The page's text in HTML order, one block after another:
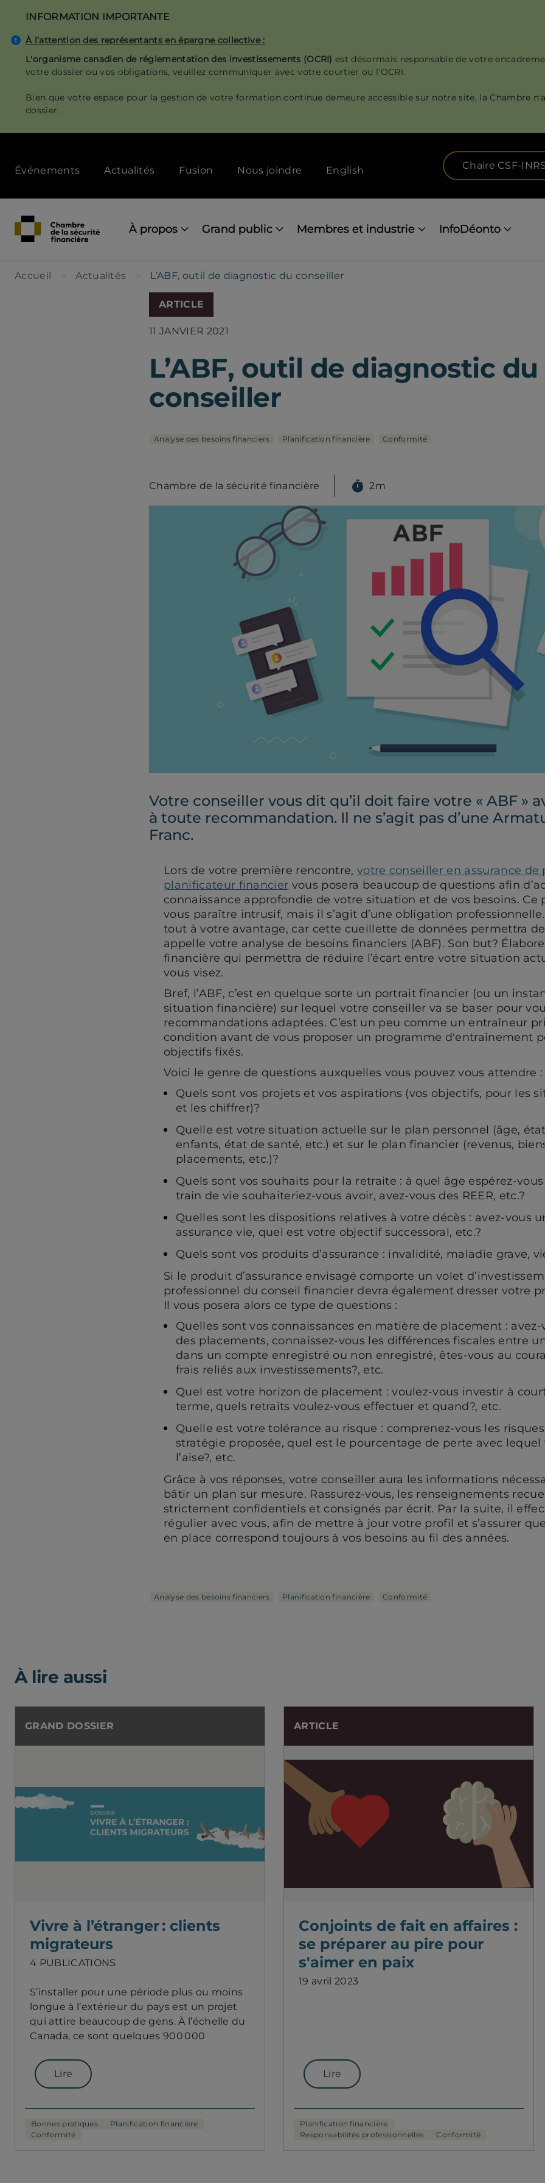
contenu
INFORMATION IMPORTANTE
À l’attention des représentants en épargne collective :
L'organisme canadien de réglementation des investissements (OCRI)est désormais responsable de votre
votre dossier ou vos obligations, veuillez communiquer avec votre courtier ou l'OCRI.
Bien que votre espace pour la gestion de votre formation continue demeure accessible sur notre site, la Chambre
dossier.
menu
[Desktop]
Événements Actualités Fusion Nous joindre English Chaire CSF-INRS
navigation
À propos Grand public Membres et industrie InfoDéonto
Accueil Actualités L’ABF, outil de diagnostic du conseiller
ARTICLE
11 JANVIER 2021
L’ABF, outil de diagnostic du
conseiller
Analyse des besoins financiers Planification financière Conformité
Chambre de la sécurité financière 2m
Votre conseiller vous dit qu’il doit faire votre « ABF »
à toute recommandation. Il ne s’agit pas d’une
Franc.
Lors de votre première rencontre, votre conseiller en assurance de
planificateur financier vous posera beaucoup de questions afin
connaissance approfondie de votre situation et de vos besoins. Ce
vous paraître intrusif, mais il s’agit d’une obligation
tout à votre avantage, car cette cueillette de données permettra de
appelle votre analyse de besoins financiers (ABF). Son but?
financière qui permettra de réduire l’écart entre votre situation
vous visez.
Bref, l’ABF, c’est en quelque sorte un portrait financier (ou un
situation financière) sur lequel votre conseiller va se baser pour
recommandations adaptées. C’est un peu comme un entraîneur
condition avant de vous proposer un programme d'entraînement
objectifs fixés.
Voici le genre de questions auxquelles vous pouvez vous attendre :
Quels sont vos projets et vos aspirations (vos objectifs, pour les
et les chiffrer)?
Quelle est votre situation actuelle sur le plan personnel (âge,
enfants, état de santé, etc.) et sur le plan financier (revenus,
placements, etc.)?
Quels sont vos souhaits pour la retraite : à quel âge espérez-
train de vie souhaiteriez-vous avoir, avez-vous des REER, etc.?
Quelles sont les dispositions relatives à votre décès : avez-vous
assurance vie, quel est votre objectif successoral, etc.?
Quels sont vos produits d’assurance : invalidité, maladie grave,
Si le produit d’assurance envisagé comporte un volet
professionnel du conseil financier devra également dresser votre
Il vous posera alors ce type de questions :
Quelles sont vos connaissances en matière de placement :
des placements, connaissez-vous les différences fiscales entre
dans un compte enregistré ou non enregistré, êtes-vous au
frais reliés aux investissements?, etc.
Quel est votre horizon de placement : voulez-vous investir à
terme, quels retraits voulez-vous effectuer et quand?, etc.
Quelle est votre tolérance au risque : comprenez-vous les risques
stratégie proposée, quel est le pourcentage de perte avec lequel
l’aise?, etc.
Grâce à vos réponses, votre conseiller aura les informations
bâtir un plan sur mesure. Rassurez-vous, les renseignements
strictement confidentiels et consignés par écrit. Par la suite, il
régulier avec vous, afin de mettre à jour votre profil et s’assurer
en place correspond toujours à vos besoins au fil des années.
Analyse des besoins financiers Planification financière Conformité
À lire aussi
GRAND DOSSIER
Vivre à l’étranger : clients
migrateurs
4 PUBLICATIONS
S’installer pour une période plus ou moins
longue à l’extérieur du pays est un projet
qui attire beaucoup de gens. À l’échelle du
Canada, ce sont quelques 900 000
plusieurs mois dans le sud des États-Unis.
De plus, les choix de destinations et les
professionnelles, se sont diversifiés. Ce
dossier regorge de conseils et de bonnes
pratiques pour guider les conseillers et
leurs clients dans leurs préparatifs. Les
Lire
Bonnes pratiques
Planification financière
Conformité
ARTICLE
Conjoints de fait en affaires :
se préparer au pire pour
s'aimer en paix
19 avril 2023
Lire
Planification financière
Responsabilités professionnelles
Conformité